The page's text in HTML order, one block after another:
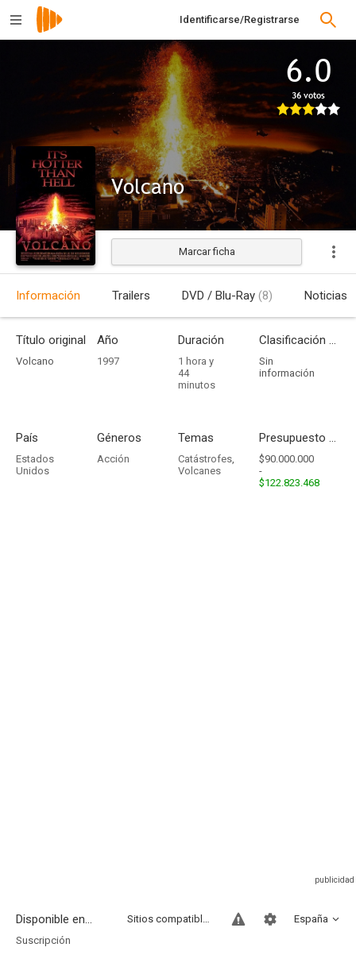
Identificarse/Registrarse
6.0
36 votos
Volcano
Estrenada
Marcar ficha
Información Trailers DVD / Blu-Ray (8) Noticias
Título original
Volcano
Año
1997
Duración
1 hora y
44
minutos
Clasificación por edades
Sin
información
País
Estados
Unidos
Géneros
Acción
Temas
Catástrofes,
Volcanes
Presupuesto - Ingresos
$90.000.000
-
$122.823.468
Disponible en... España
Sitios compatibles
Suscripción